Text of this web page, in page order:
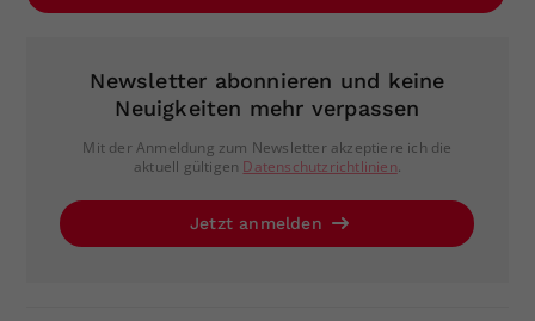
Newsletter abonnieren und keine
Neuigkeiten mehr verpassen
Mit der Anmeldung zum Newsletter akzeptiere ich die
aktuell gültigen Datenschutzrichtlinien.
Jetzt anmelden